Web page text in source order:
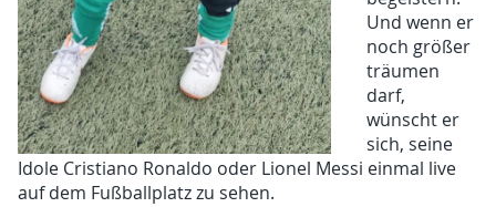
Und wenn er
noch größer
träumen
darf,
wünscht er
sich, seine
Idole Cristiano Ronaldo oder Lionel Messi einmal live
auf dem Fußballplatz zu sehen.